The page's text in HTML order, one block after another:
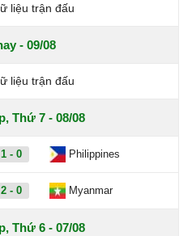
liệu trận đấu
- 09/08
liệu trận đấu
Thứ 7 - 08/08
1 - 0 Philippines
2 - 0 Myanmar
Thứ 6 - 07/08